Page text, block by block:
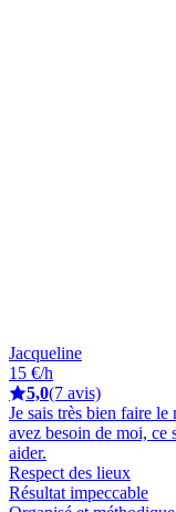
Jacqueline
15 €/h
5,0(7 avis)
Je sais très bien faire
avez besoin de moi, ce
aider.
Respect des lieux
Résultat impeccable